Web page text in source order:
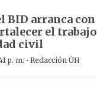
BID arranca con
el trabajo
civil
p. m. · Redacción ÚH